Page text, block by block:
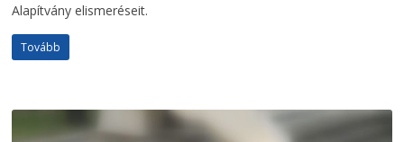
Alapítvány elismeréseit.
Tovább